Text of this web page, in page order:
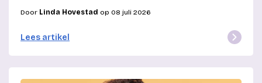
Door Linda Hovestad op 08 juli 2026
Lees artikel